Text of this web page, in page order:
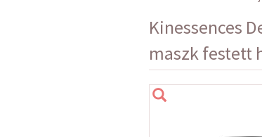
Kinessences
maszk festett